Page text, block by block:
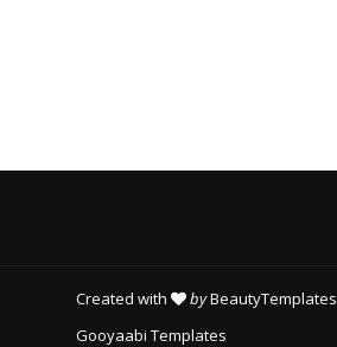
Created with byBeautyTemplates
Gooyaabi Templates